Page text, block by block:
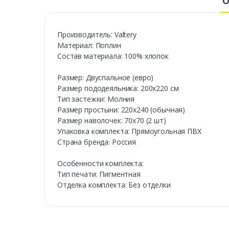
Производитель: Valtery
Материал: Поплин
Состав материала: 100% хлопок
Размер: Двуспальное (евро)
Размер пододеяльника: 200х220 см
Тип застежки: Молния
Размер простыни: 220х240 (обычная)
Размер наволочек: 70х70 (2 шт)
Упаковка комплекта: Прямоугольная ПВХ
Страна бренда: Россия
Особенности комплекта:
Тип печати: Пигментная
Отделка комплекта: Без отделки